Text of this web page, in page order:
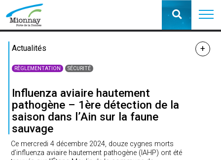
Actualités
RÈGLEMENTATION SÉCURITÉ
Influenza aviaire hautement
pathogène – 1ère détection de la
saison dans l’Ain sur la faune
sauvage
Ce mercredi 4 décembre 2024, douze cygnes morts
d’influenza aviaire hautement pathogène (IAHP) ont été